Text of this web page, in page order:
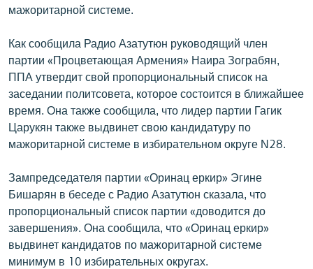
мажоритарной системе.
Как сообщила Радио Азатутюн руководящий член
партии «Процветающая Армения» Наира Зограбян,
ППА утвердит свой пропорциональный список на
заседании политсовета, которое состоится в ближайшее
время. Она также сообщила, что лидер партии Гагик
Царукян также выдвинет свою кандидатуру по
мажоритарной системе в избирательном округе N28.
Зампредседателя партии «Оринац еркир» Эгине
Бишарян в беседе с Радио Азатутюн сказала, что
пропорциональный список партии «доводится до
завершения». Она сообщила, что «Оринац еркир»
выдвинет кандидатов по мажоритарной системе
минимум в 10 избирательных округах.